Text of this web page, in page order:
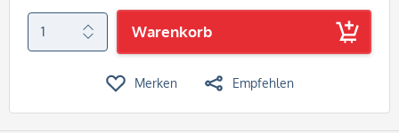
Warenkorb
Merken Empfehlen